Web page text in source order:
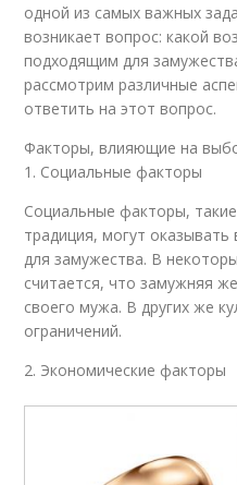
одной из самых важных
возникает вопрос: какой
подходящим для
рассмотрим различные
ответить на этот вопрос.
Факторы, влияющие на
1. Социальные факторы
Социальные факторы, такие
традиция, могут
для замужества. В
считается, что замужняя
своего мужа. В других же
ограничений.
2. Экономические факторы